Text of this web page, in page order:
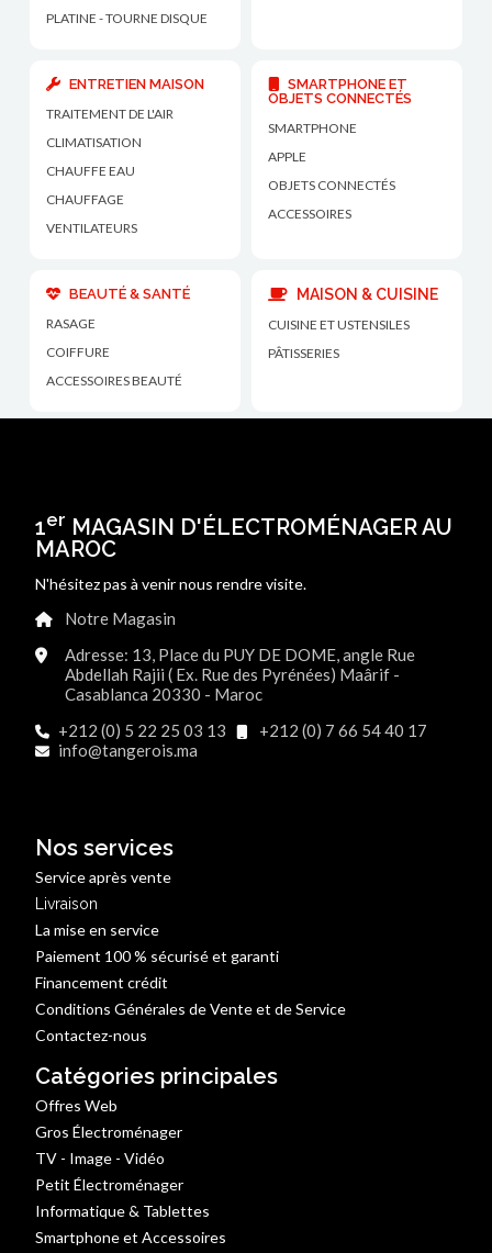
PLATINE - TOURNE DISQUE
ENTRETIEN MAISON
TRAITEMENT DE L'AIR
CLIMATISATION
CHAUFFE EAU
CHAUFFAGE
VENTILATEURS
SMARTPHONE ET
OBJETS CONNECTÉS
SMARTPHONE
APPLE
OBJETS CONNECTÉS
ACCESSOIRES
BEAUTÉ & SANTÉ
RASAGE
COIFFURE
ACCESSOIRES BEAUTÉ
MAISON & CUISINE
CUISINE ET USTENSILES
PÂTISSERIES
1er MAGASIN D'ÉLECTROMÉNAGER AU
MAROC
N'hésitez pas à venir nous rendre visite.
Notre Magasin
Adresse: 13, Place du PUY DE DOME, angle Rue
Abdellah Rajii ( Ex. Rue des Pyrénées) Maârif -
Casablanca 20330 - Maroc
+212 (0) 5 22 25 03 13
+212 (0) 7 66 54 40 17
info@tangerois.ma
Nos services
Service après vente
Livraison
La mise en service
Paiement 100 % sécurisé et garanti
Financement crédit
Conditions Générales de Vente et de Service
Contactez-nous
Catégories principales
Offres Web
Gros Électroménager
TV - Image - Vidéo
Petit Électroménager
Informatique & Tablettes
Smartphone et Accessoires